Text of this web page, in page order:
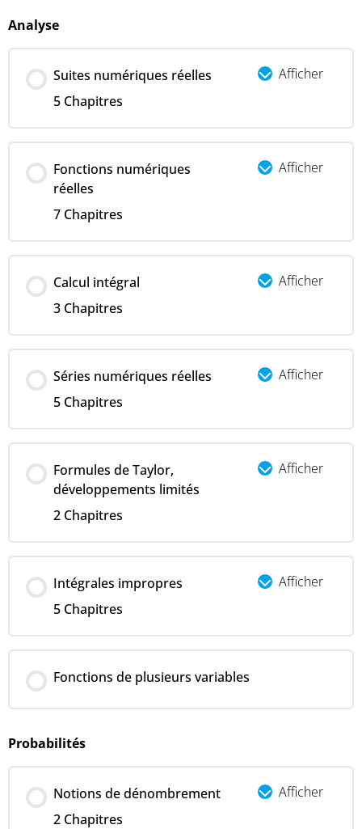
Analyse
Suites numériques réelles
5 Chapitres
Afficher
Fonctions numériques
réelles
7 Chapitres
Afficher
Calcul intégral
3 Chapitres
Afficher
Séries numériques réelles
5 Chapitres
Afficher
Formules de Taylor,
développements limités
2 Chapitres
Afficher
Intégrales impropres
5 Chapitres
Afficher
Fonctions de plusieurs variables
Probabilités
Notions de dénombrement
2 Chapitres
Afficher